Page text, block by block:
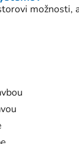
možnosti,